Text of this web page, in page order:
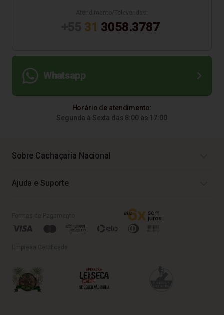
31 3058.3787
Whatsapp
Horário de atendimento:
Segunda à Sexta das 8:00 às 17:00
Sobre Cachaçaria Nacional
Ajuda e Suporte